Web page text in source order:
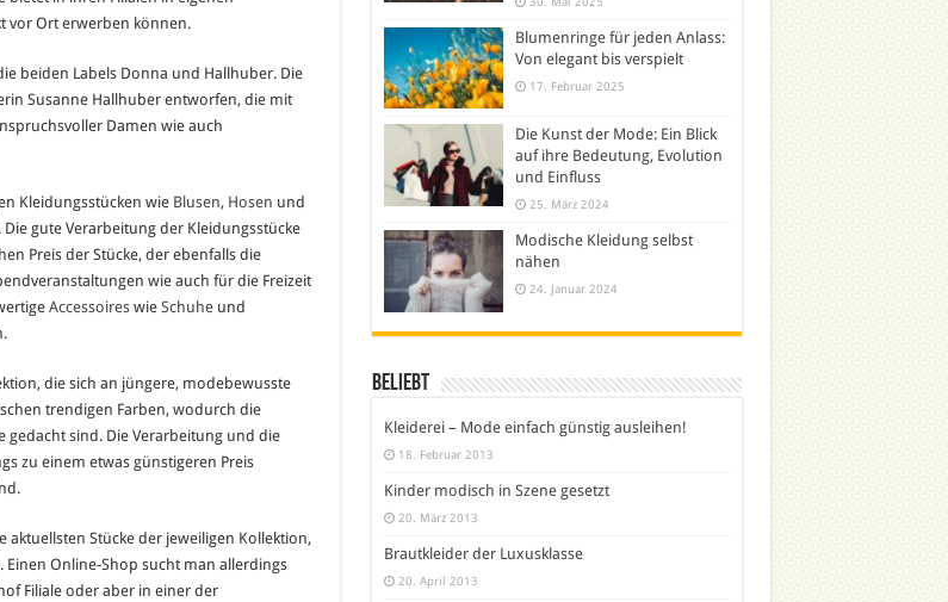
vor Ort erwerben können.
beiden Labels Donna und Hallhuber. Die
Susanne Hallhuber entworfen, die mit
Damen wie auch
Kleidungsstücken wie Blusen, Hosen und
gute Verarbeitung der Kleidungsstücke
Preis der Stücke, der ebenfalls die
wie auch für die Freizeit
Accessoireswie Schuheund
die sich an jüngere, modebewusste
trendigen Farben, wodurch die
gedacht sind. Die Verarbeitung und die
zu einem etwas günstigeren Preis
Stücke der jeweiligen Kollektion,
Online-Shop sucht man allerdings
Filiale oder aber in einer der
Blumenringe für jeden Anlass:
Von elegant bis verspielt
17. Februar 2025
Die Kunst der Mode: Ein Blick
auf ihre Bedeutung, Evolution
und Einfluss
25. März 2024
Modische Kleidung selbst
nähen
24. Januar 2024
Beliebt
Kleiderei – Mode einfach günstig ausleihen!
18. Februar 2013
Kinder modisch in Szene gesetzt
20. März 2013
Brautkleider der Luxusklasse
20. April 2013